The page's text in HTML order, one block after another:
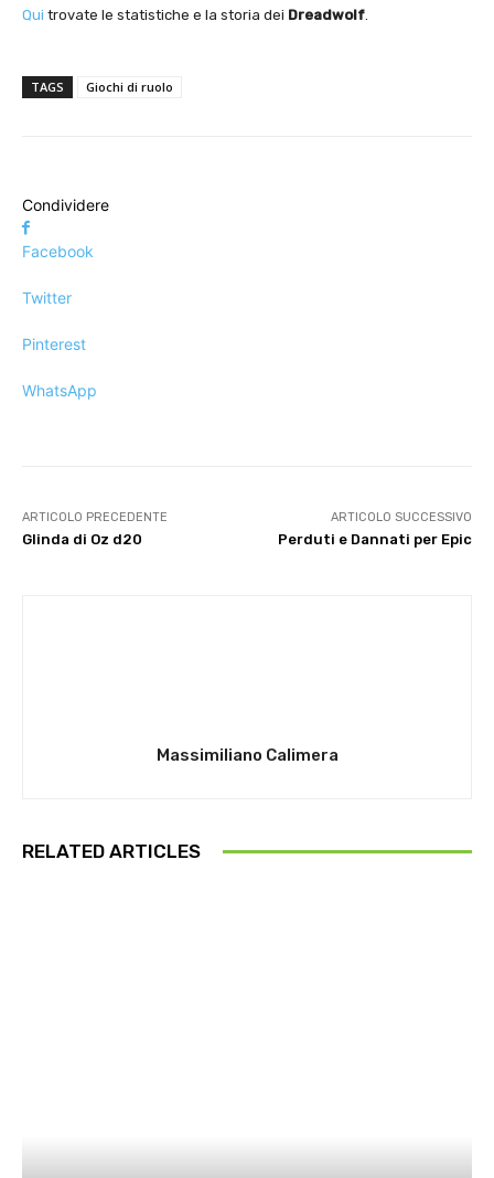
Qui trovate le statistiche e la storia dei Dreadwolf.
TAGS Giochi di ruolo
Condividere
Facebook
Twitter
Pinterest
WhatsApp
ARTICOLO PRECEDENTE
Glinda di Oz d20
ARTICOLO SUCCESSIVO
Perduti e Dannati per Epic
Massimiliano Calimera
RELATED ARTICLES